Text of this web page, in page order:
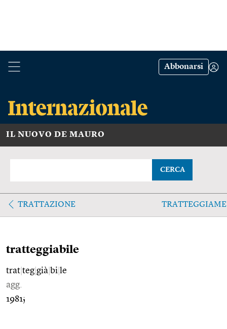
Abbonarsi
IL NUOVO DE MAURO
CERCA
TRATTAZIONE
tratteggiabile
trat teg già bi le
agg.
1981;